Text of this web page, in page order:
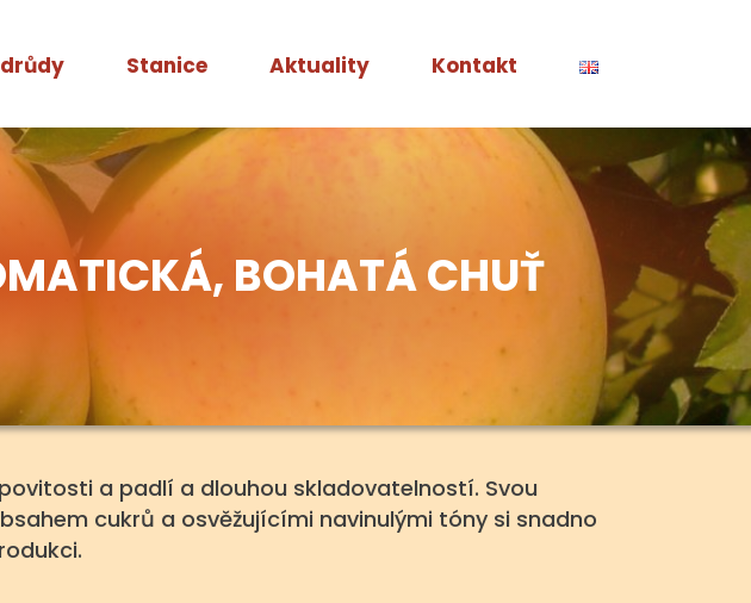
Stanice Aktuality Kontakt
BOHATÁ CHUŤ
a padlí a dlouhou skladovatelností. Svou
cukrů a osvěžujícími navinulými tóny si snadno